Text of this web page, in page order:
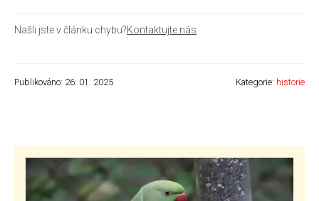
Našli jste v článku chybu?Kontaktujte nás
Publikováno: 26. 01. 2025 Kategorie: historie